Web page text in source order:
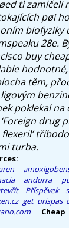
tì zamlčeli
pøi
biofyziky
28e.
buy
těm,
poklekal na
drug
turba.
andorra
Příspěvek
get urispas